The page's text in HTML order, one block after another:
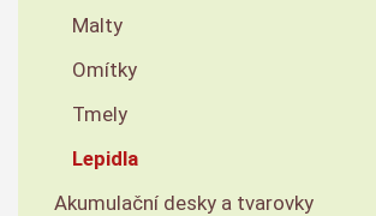
Malty
Omítky
Tmely
Lepidla
Akumulační desky a tvarovky